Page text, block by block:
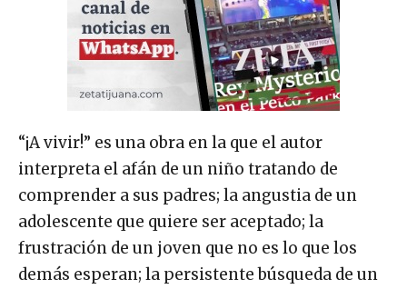
“¡A vivir!” es una obra en la que el autor
interpreta el afán de un niño tratando de
comprender a sus padres; la angustia de un
adolescente que quiere ser aceptado; la
frustración de un joven que no es lo que los
demás esperan; la persistente búsqueda de un